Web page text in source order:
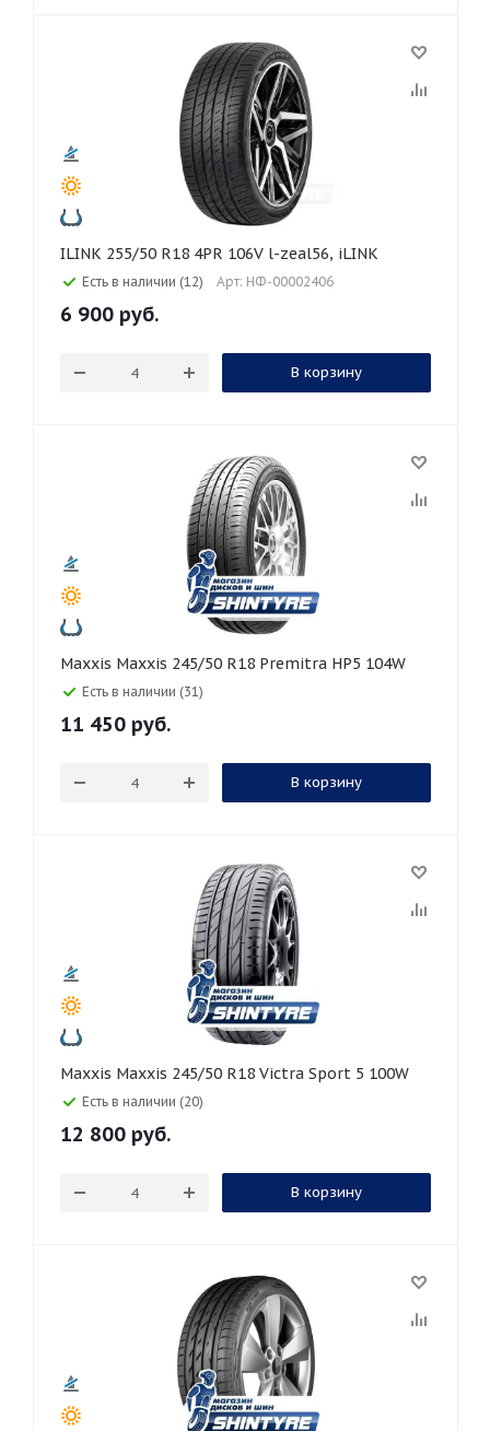
ILINK 255/50 R18 4PR 106V l-zeal56, iLINK
Есть в наличии (12) Арт: НФ-00002406
6 900 руб.
В корзину
Maxxis Maxxis 245/50 R18 Premitra HP5 104W
Есть в наличии (31)
11 450 руб.
В корзину
Maxxis Maxxis 245/50 R18 Victra Sport 5 100W
Есть в наличии (20)
12 800 руб.
В корзину